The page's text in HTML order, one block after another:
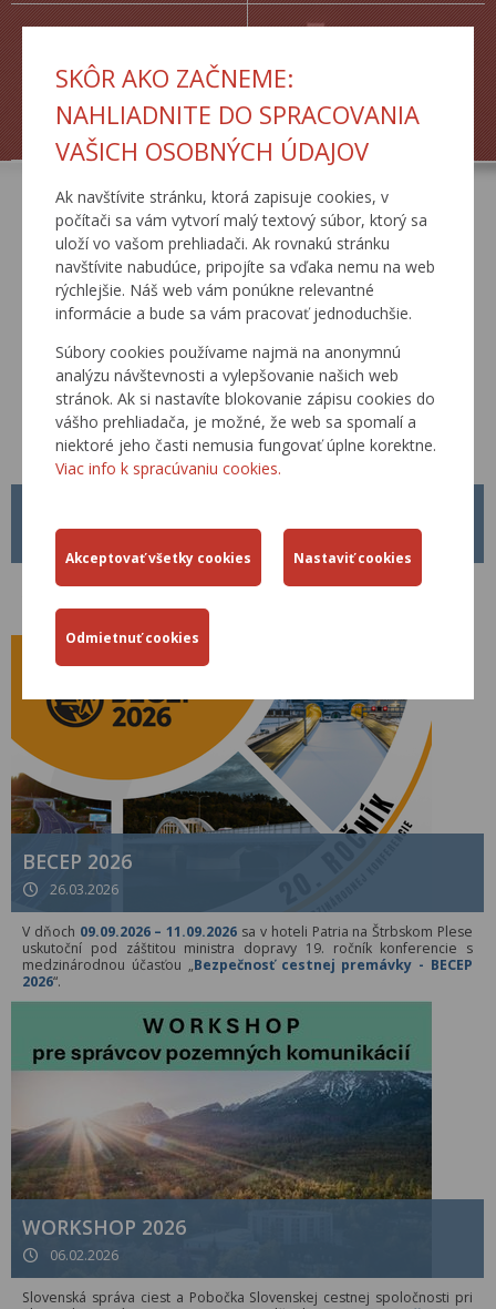
SKÔR AKO ZAČNEME:
NAHLIADNITE DO SPRACOVANIA
VAŠICH OSOBNÝCH ÚDAJOV
Ak navštívite stránku, ktorá zapisuje cookies, v
počítači sa vám vytvorí malý textový súbor, ktorý sa
uloží vo vašom prehliadači. Ak rovnakú stránku
navštívite nabudúce, pripojíte sa vďaka nemu na web
rýchlejšie. Náš web vám ponúkne relevantné
informácie a bude sa vám pracovať jednoduchšie.
Súbory cookies používame najmä na anonymnú
analýzu návštevnosti a vylepšovanie našich web
stránok. Ak si nastavíte blokovanie zápisu cookies do
vášho prehliadača, je možné, že web sa spomalí a
niektoré jeho časti nemusia fungovať úplne korektne.
Viac info k spracúvaniu cookies.
ŽIADOSTI TLAČOVÉ SPRÁVY
AKTUÁLNE
Od 01.04.2026 je platný nový Metodický pokyn MP č. 1/2026 pre
Ministerstva dopravy Slovenskej republiky.
BECEP 2026
26.03.2026
V dňoch 09.09.2026 – 11.09.2026 sa v hoteli Patria na Štrbskom Plese
uskutoční pod záštitou ministra dopravy 19. ročník konferencie s
medzinárodnou účasťou „Bezpečnosť cestnej premávky - BECEP
2026“.
WORKSHOP 2026
06.02.2026
Slovenská správa ciest a Pobočka Slovenskej cestnej spoločnosti pri